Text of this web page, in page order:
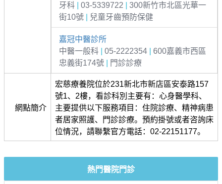
牙科
03-5339722
300新竹市北區光華一
街10號
兒童牙齒預防保健
嘉冠中醫診所
中醫一般科
05-2222354
600嘉義市西區
忠義街174號
門診診療
網點簡介
宏慈療養院位於231新北市新店區安泰路157
號1、2樓，看診科別主要有：心身醫學科、
主要提供以下服務項目：住院診療、精神病患
者居家照護、門診診療。預約掛號或者咨詢床
位情況，請聯繫官方電話：02-22151177。
熱門醫院門診